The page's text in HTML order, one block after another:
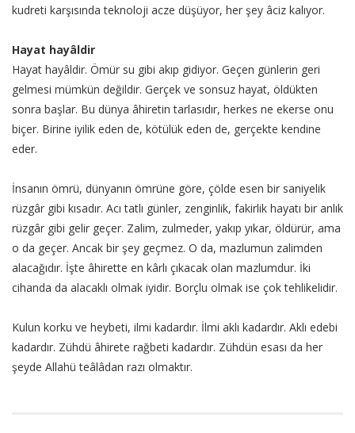
kudreti karşısında teknoloji acze düşüyor, her şey âciz kalıyor.
Hayat hayâldir
Hayat hayâldir. Ömür su gibi akıp gidiyor. Geçen günlerin geri
gelmesi mümkün değildir. Gerçek ve sonsuz hayat, öldükten
sonra başlar. Bu dünya âhiretin tarlasıdır, herkes ne ekerse onu
biçer. Birine iyilik eden de, kötülük eden de, gerçekte kendine
eder.
İnsanın ömrü, dünyanın ömrüne göre, çölde esen bir saniyelik
rüzgâr gibi kısadır. Acı tatlı günler, zenginlik, fakirlik hayatı bir anlık
rüzgâr gibi gelir geçer. Zalim, zulmeder, yakıp yıkar, öldürür, ama
o da geçer. Ancak bir şey geçmez. O da, mazlumun zalimden
alacağıdır. İşte âhirette en kârlı çıkacak olan mazlumdur. İki
cihanda da alacaklı olmak iyidir. Borçlu olmak ise çok tehlikelidir.
Kulun korku ve heybeti, ilmi kadardır. İlmi aklı kadardır. Aklı edebi
kadardır. Zühdü âhirete rağbeti kadardır. Zühdün esası da her
şeyde Allahü teâlâdan razı olmaktır.